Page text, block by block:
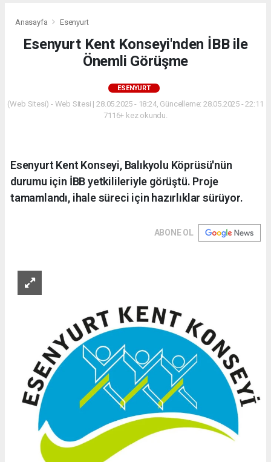
Anasayfa Esenyurt
Esenyurt Kent Konseyi'nden İBB ile
Önemli Görüşme
ESENYURT
(Web Sitesi) - Web Sitesi | 28.05.2025 - 18:24, Güncelleme: 28.05.2025 - 22:11
7116+ kez okundu.
Esenyurt Kent Konseyi, Balıkyolu Köprüsü'nün
durumu için İBB yetkilileriyle görüştü. Proje
tamamlandı, ihale süreci için hazırlıklar sürüyor.
ABONE OL